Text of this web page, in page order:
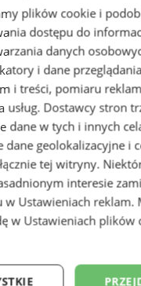
di Gloria" –
w
w Tychach
do -70%!
plików cookie i
dostępu do
danych
i dane
i treści, pomiaru
usług. Dostawcy stron
dane w tych i innych
geolokalizacyjne i
tej witryny.
interesie
w Ustawieniach reklam.
w Ustawieniach plików